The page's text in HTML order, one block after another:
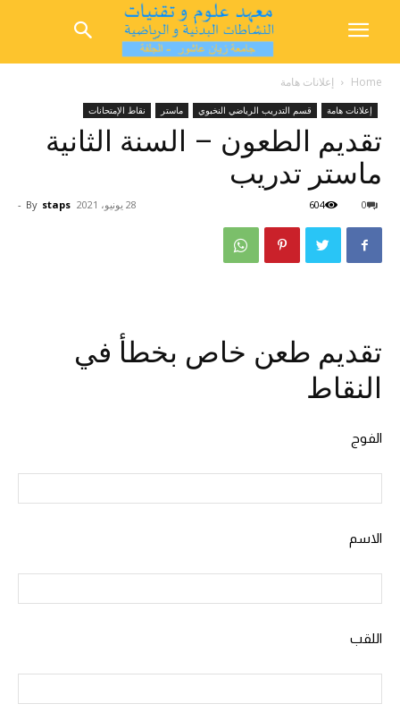
Home إعلانات هامة
إعلانات هامة قسم التدريب الرياضي النخبوي ماستر نقاط الإمتحانات
تقديم الطعون – السنة الثانية
ماستر تدريب
By staps
- 28 يونيو، 2021 0
604
تقديم طعن خاص بخطأ في
النقاط
الفوج
الاسم
اللقب